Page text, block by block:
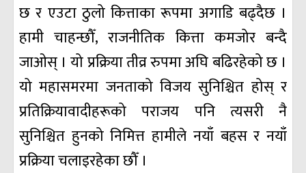
छ र एउटा ठुलो कित्ताका रूपमा अगाडि बढ्दैछ ।
हामी चाहन्छौँ, राजनीतिक कित्ता कमजोर बन्दै
जाओस् । यो प्रक्रिया तीव्र रुपमा अघि बढिरहेको छ ।
यो महासमरमा जनताको विजय सुनिश्चित होस् र
प्रतिक्रियावादीहरूको पराजय पनि त्यसरी नै
सुनिश्चित हुनको निमित्त हामीले नयाँ बहस र नयाँ
प्रक्रिया चलाइरहेका छौँ ।